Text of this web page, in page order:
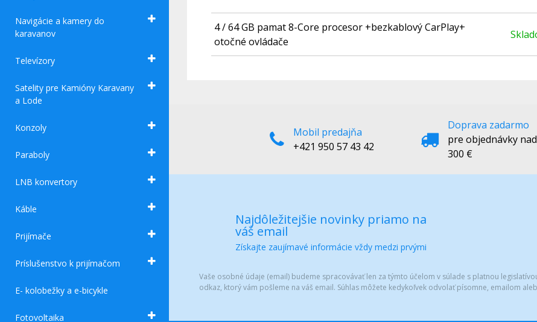
Navigácie a kamery do
karavanov
Televízory
Satelity pre Kamióny Karavany
a Lode
Konzoly
Paraboly
LNB konvertory
Káble
Prijímače
Príslušenstvo k prijímačom
E- kolobežky a e-bicykle
Fotovoltaika
4 / 64 GB pamat 8-Core procesor +bezkablový CarPlay+
otočné ovládače
Mobil predajňa
+421 950 57 43 42
Doprava zadarmo
pre objednávky nad
300 €
Najdôležitejšie novinky priamo na
váš email
Získajte zaujímavé informácie vždy medzi prvými
Vaše osobné údaje (email) budeme spracovávať len za týmto účelom v súlade s platnou
odkaz, ktorý vám pošleme na váš email. Súhlas môžete kedykoľvek odvolať písomne, emailom